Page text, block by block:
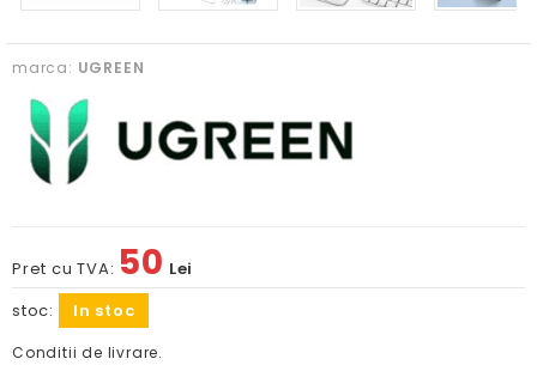
marca: UGREEN
Pret cu TVA: 50 Lei
stoc:
In stoc
Conditii de livrare.